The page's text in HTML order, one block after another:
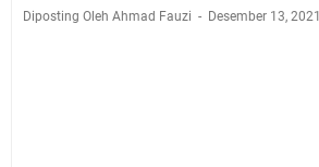
Diposting Oleh Ahmad Fauzi Desember 13, 2021